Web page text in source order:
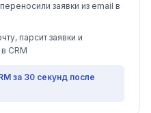
заявки из email в
парсит заявки и
CRM
за 30 секунд после